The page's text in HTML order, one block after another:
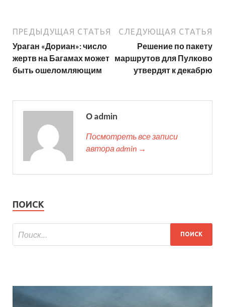
ПРЕДЫДУЩАЯ СТАТЬЯ
Ураган «Дориан»: число
жертв на Багамах может
быть ошеломляющим
СЛЕДУЮЩАЯ СТАТЬЯ
Решение по пакету
маршрутов для Пулково
утвердят к декабрю
О admin
Посмотреть все записи
автора admin →
ПОИСК